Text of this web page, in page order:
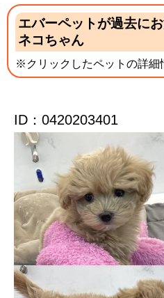
エバーペットが過去に
ネコちゃん
※クリックしたペットの詳細
ID：0420203401